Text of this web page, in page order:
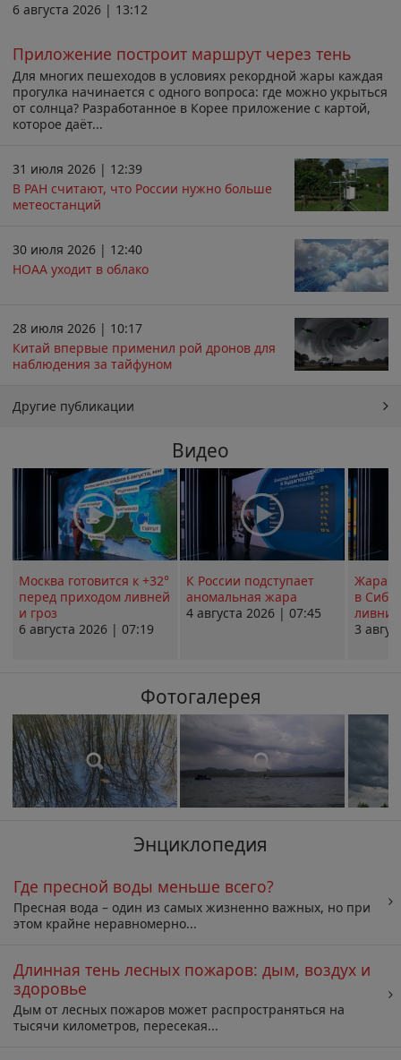
6 августа 2026 | 13:12
Приложение построит маршрут через тень
Для многих пешеходов в условиях рекордной жары каждая
прогулка начинается с одного вопроса: где можно укрыться
от солнца? Разработанное в Корее приложение с картой,
которое даёт...
31 июля 2026 | 12:39
В РАН считают, что России нужно больше
метеостанций
30 июля 2026 | 12:40
НОАА уходит в облако
28 июля 2026 | 10:17
Китай впервые применил рой дронов для
наблюдения за тайфуном
Другие публикации
Видео
Москва готовится к +32°
перед приходом ливней
и гроз
6 августа 2026 | 07:19
К России подступает
аномальная жара
4 августа 2026 | 07:45
Жара в
в
ливни
3
Фотогалерея
Энциклопедия
Где пресной воды меньше всего?
Пресная вода – один из самых жизненно важных, но при
этом крайне неравномерно...
Длинная тень лесных пожаров: дым, воздух и
здоровье
Дым от лесных пожаров может распространяться на
тысячи километров, пересекая...